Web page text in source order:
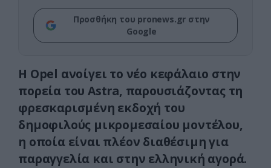
Προσθήκη του pronews.gr στην
Google
Η Opel ανοίγει το νέο κεφάλαιο στην
πορεία του Astra, παρουσιάζοντας τη
φρεσκαρισμένη εκδοχή του
δημοφιλούς μικρομεσαίου μοντέλου,
η οποία είναι πλέον διαθέσιμη για
παραγγελία και στην ελληνική αγορά.